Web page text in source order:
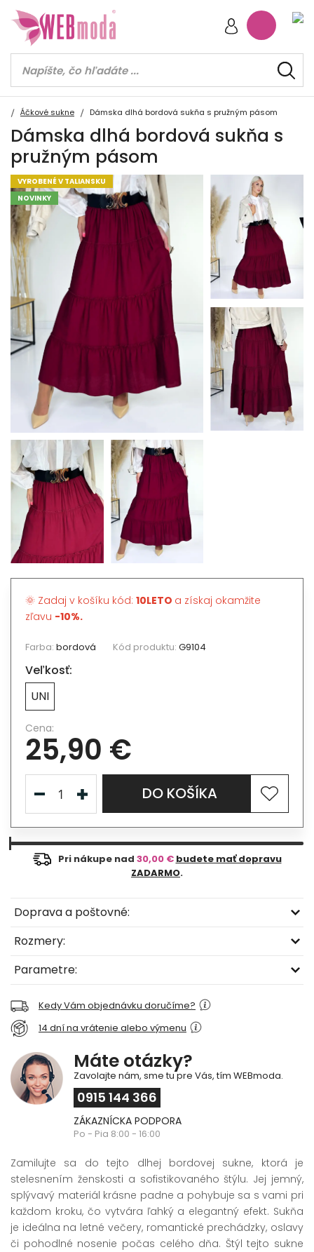
Áčkové sukne Dámska dlhá bordová sukňa s pružným pásom
Dámska dlhá bordová sukňa s
pružným pásom
VYROBENÉ V TALIANSKU
NOVINKY
🌞 Zadaj v košíku kód: 10LETO a získaj okamžite
zľavu -10%.
Farba: bordová Kód produktu: G9104
Veľkosť:
UNI
Cena:
25,90 €
DO KOŠÍKA
Pri nákupe nad 30,00 € budete mať dopravu
ZADARMO.
Doprava a poštovné:
Rozmery:
Parametre:
Kedy Vám objednávku doručíme?
14 dní na vrátenie alebo výmenu
Máte otázky?
Zavolajte nám, sme tu pre Vás, tím WEBmoda.
0915 144 366
ZÁKAZNÍCKA PODPORA
Po - Pia 8:00 - 16:00
Zamilujte sa do tejto dlhej bordovej sukne, ktorá je
stelesnením ženskosti a sofistikovaného štýlu. Jej jemný,
splývavý materiál krásne padne a pohybuje sa s vami pri
každom kroku, čo vytvára ľahký a elegantný efekt. Sukňa
je ideálna na letné večery, romantické prechádzky, oslavy
či pohodlné nosenie počas celého dňa. Štýl tejto sukne